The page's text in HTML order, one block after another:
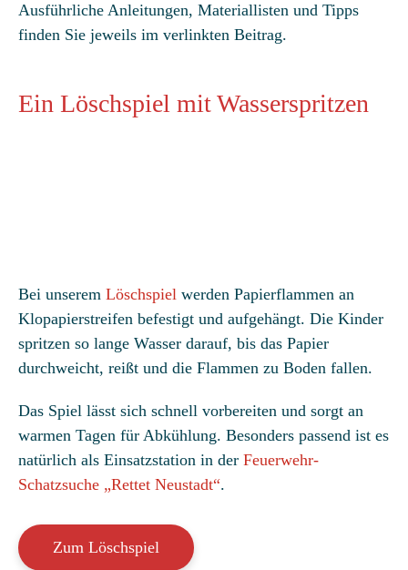
Ausführliche Anleitungen, Materiallisten und Tipps
finden Sie jeweils im verlinkten Beitrag.
Ein Löschspiel mit Wasserspritzen
Bei unserem Löschspiel werden Papierflammen an
Klopapierstreifen befestigt und aufgehängt. Die Kinder
spritzen so lange Wasser darauf, bis das Papier
durchweicht, reißt und die Flammen zu Boden fallen.
Das Spiel lässt sich schnell vorbereiten und sorgt an
warmen Tagen für Abkühlung. Besonders passend ist es
natürlich als Einsatzstation in der Feuerwehr-
Schatzsuche „Rettet Neustadt“.
Zum Löschspiel